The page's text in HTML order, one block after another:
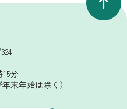
分
末年始は除く）